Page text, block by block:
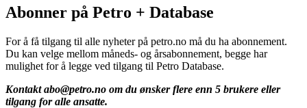
Abonner på Petro + Database
For å få tilgang til alle nyheter på petro.no må du ha abonnement.
Du kan velge mellom måneds- og årsabonnement, begge har
mulighet for å legge ved tilgang til Petro Database.
Kontakt abo@petro.no om du ønsker flere enn 5 brukere eller
tilgang for alle ansatte.